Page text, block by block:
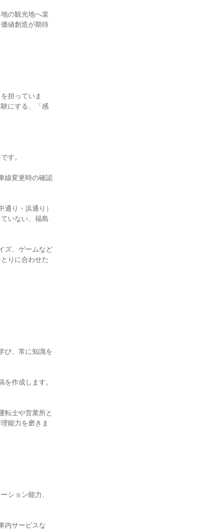
の観光地へ楽
値創造が期待
担っていま
にする、「感
す。
線変更時の確認
り・浜通り）
いない、福島
ズ、ゲームなど
りに合わせた
び、常に知識を
作成します。
転士や営業所と
能力を磨きま
ション能力、
内サービスな